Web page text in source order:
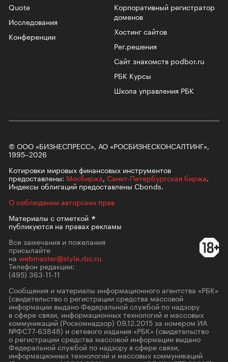
Корпоративный регистратор
доменов
Хостинг сайтов
Рег.решения
Сайт знакомств podbor.ru
РБК Курсы
Школа управления РБК
Quote
Исследования
Конференции
© ООО «БИЗНЕСПРЕСС», АО «РОСБИЗНЕСКОНСАЛТИНГ»,
1995–2026
Котировки мировых финансовых инструментов
предоставлены: Мосбиржа, Санкт-Петербургская биржа.
Индексы облигаций предоставлены Cbonds.
О соблюдении авторских прав
Материалы сотметкой
публикуются на правах рекламы
Все замечания и пожелания
присылайте
на webmaster@style.rbc.ru
Телефон редакции:
(495) 363-11-11
Сообщения и материалы информационного агентства «РБК»
(свидетельство о регистрации средства массовой
информации выдано Федеральной службой по надзору
в сфере связи, информационных технологий и массовых
коммуникаций (Роскомнадзор) 09.12.2015 за номером ИА
№ФС77-63848) и сетевого издания «РБК» (свидетельство
о регистрации средства массовой информации выдано
Федеральной службой по надзору в сфере связи,
информационных технологий и массовых коммуникаций